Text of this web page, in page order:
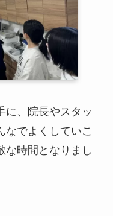
に、院長やスタッ
なでよくしていこ
な時間となりまし